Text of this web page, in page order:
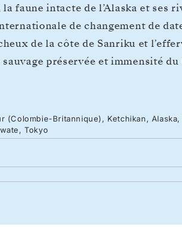
faune intacte de l’Alaska et ses
de changement de
de la côte de Sanriku et
préservée et immensité du
(Colombie-Britannique), Ketchikan, Alaska,
Tokyo